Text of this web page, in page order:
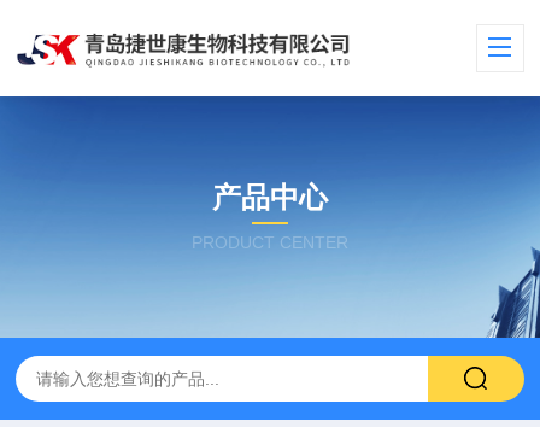
产品中心
PRODUCT CENTER